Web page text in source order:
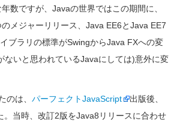
数ですが、Javaの世界ではこの期間に、
メジャーリリース、Java EE6とJava EE7
ブラリの標準がSwingからJava FXへの変
ないと思われているJavaにしては)意外に変
のは、 パーフェクトJavaScript
出版後、
。当時、改訂2版をJava8リリースに合わせ